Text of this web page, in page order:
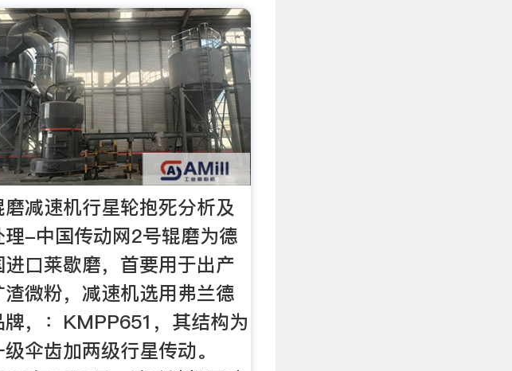
磨减速机行星轮抱死分析及
理-中国传动网2号辊磨为德
进口莱歇磨，首要用于出产
渣微粉，减速机选用弗兰德
牌，：KMPP651，其结构为
级伞齿加两级行星传动。